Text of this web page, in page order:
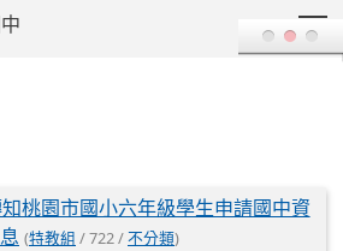
桃園市國小六年級學生申請國中資
(特教組 / 722 /不分類)